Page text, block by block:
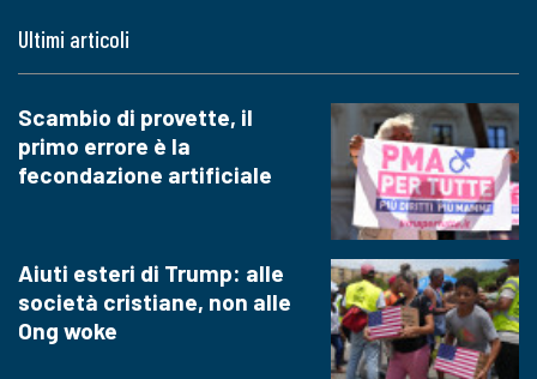
Ultimi articoli
Scambio di provette, il
primo errore è la
fecondazione artificiale
Aiuti esteri di Trump: alle
società cristiane, non alle
Ong woke